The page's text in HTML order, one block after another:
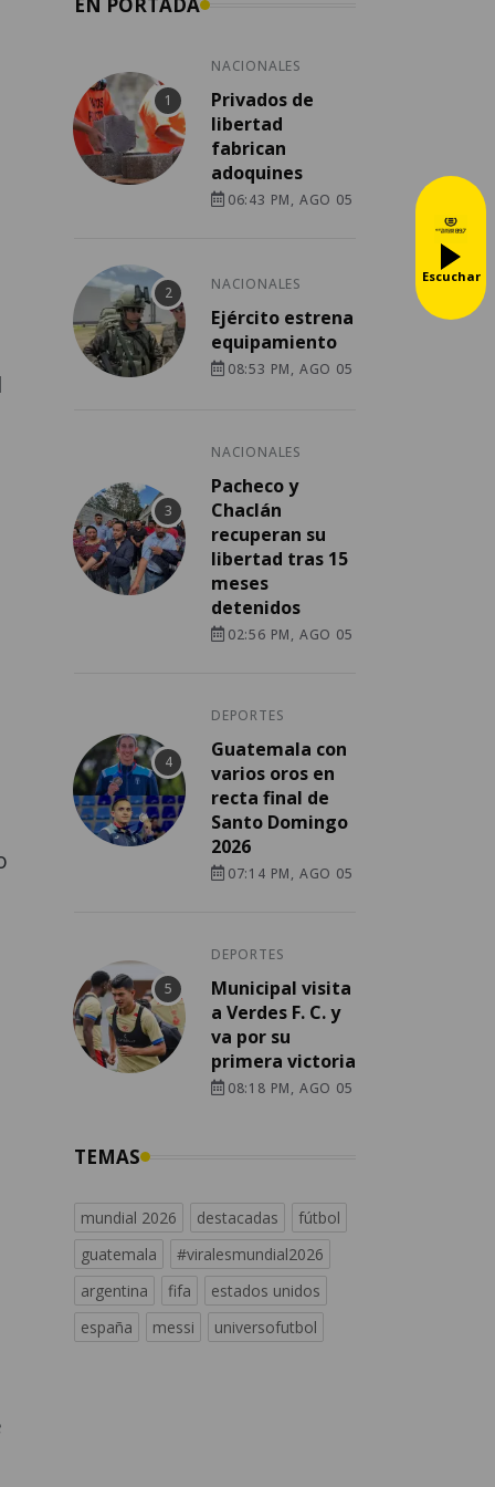
EN PORTADA
NACIONALES
Privados de
libertad
fabrican
adoquines
06:43 PM, AGO 05
NACIONALES
Ejército estrena
equipamiento
08:53 PM, AGO 05
NACIONALES
Pacheco y
Chaclán
recuperan su
libertad tras 15
meses
detenidos
02:56 PM, AGO 05
DEPORTES
Guatemala con
varios oros en
recta final de
Santo Domingo
2026
07:14 PM, AGO 05
DEPORTES
Municipal visita
a Verdes F. C. y
va por su
primera victoria
08:18 PM, AGO 05
TEMAS
mundial 2026 destacadas
fútbol
guatemala
#viralesmundial2026
argentina
fifa
estados unidos
españa
messi universofutbol
Escuchar